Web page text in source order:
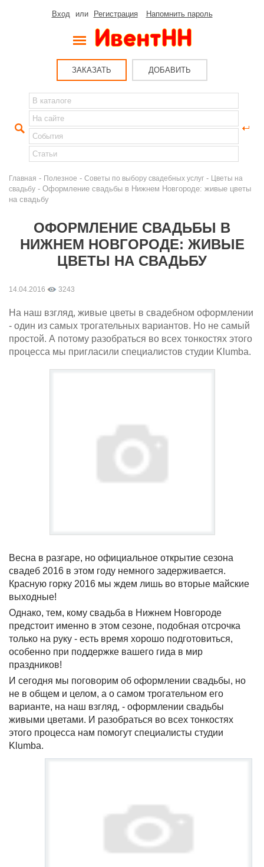
Вход или Регистрация Напомнить пароль
ЗАКАЗАТЬ ДОБАВИТЬ
Главная - Полезное - Советы по выбору свадебных услуг - Цветы на
свадьбу - Оформление свадьбы в Нижнем Новгороде: живые цветы
на свадьбу
ОФОРМЛЕНИЕ СВАДЬБЫ В
НИЖНЕМ НОВГОРОДЕ: ЖИВЫЕ
ЦВЕТЫ НА СВАДЬБУ
14.04.2016 3243
На наш взгляд, живые цветы в свадебном оформлении
- один из самых трогательных вариантов. Но не самый
простой. А потому разобраться во всех тонкостях этого
процесса мы пригласили специалистов студии Klumba.
Весна в разгаре, но официальное открытие сезона
свадеб 2016 в этом году немного задерживается.
Красную горку 2016 мы ждем лишь во вторые майские
выходные!
Однако, тем, кому свадьба в Нижнем Новгороде
предстоит именно в этом сезоне, подобная отсрочка
только на руку - есть время хорошо подготовиться,
особенно при поддержке вашего гида в мир
праздников!
И сегодня мы поговорим об оформлении свадьбы, но
не в общем и целом, а о самом трогательном его
варианте, на наш взгляд, - оформлении свадьбы
живыми цветами. И разобраться во всех тонкостях
этого процесса нам помогут специалисты студии
Klumba.